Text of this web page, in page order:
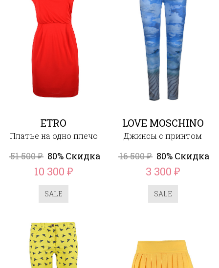
ETRO
Платье на одно плечо
51 500₽ 80% Скидка
10 300 ₽
SALE
LOVE MOSCHINO
Джинсы с принтом
16 500₽ 80% Скидка
3 300 ₽
SALE